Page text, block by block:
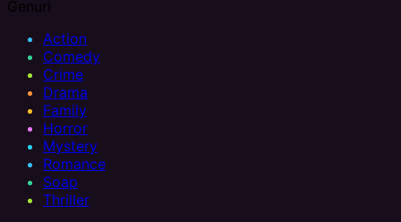
Genuri
Action
Comedy
Crime
Drama
Family
Horror
Mystery
Romance
Soap
Thriller